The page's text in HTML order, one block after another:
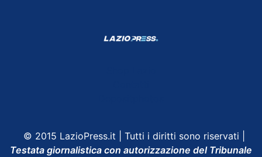
© 2015 LazioPress.it | Tutti i diritti sono riservati |
Testata giornalistica con autorizzazione del Tribunale